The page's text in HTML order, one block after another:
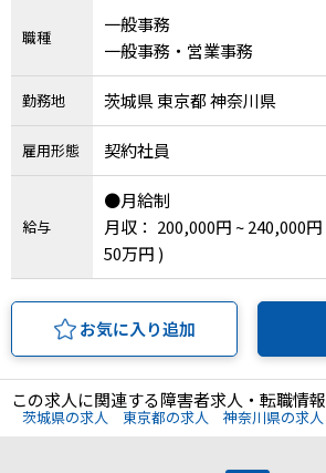
職種
一般事務
一般事務・営業事務
勤務地 茨城県 東京都 神奈川県
雇用形態 契約社員
給与
●月給制
月収： 200,000円 ~ 240,000円
50万円 )
お気に入り追加
この求人に関連する障害者求人・転職情報
茨城県の求人 東京都の求人 神奈川県の求人
ソーシャルファームサービス
しいたけ生産で実現する
新しい障害者雇用支援サービス
法人向けページ
メニューを閉じる